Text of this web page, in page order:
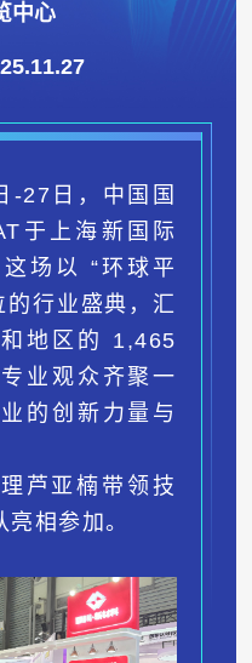
中心
-27日，中国国
于上海新国际
这场以 “环球平
的行业盛典，汇
地区的 1,465
业观众齐聚一
的创新力量与
芦亚楠带领技
相参加。